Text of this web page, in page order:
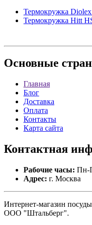
Термокружка
Термокружка Hitt
Основные
Главная
Блог
Доставка
Оплата
Контакты
Карта сайта
Контактная
Рабочие часы: Пн-
Адрес: г. Москва
Интернет-магазин
ООО "Штальберг".